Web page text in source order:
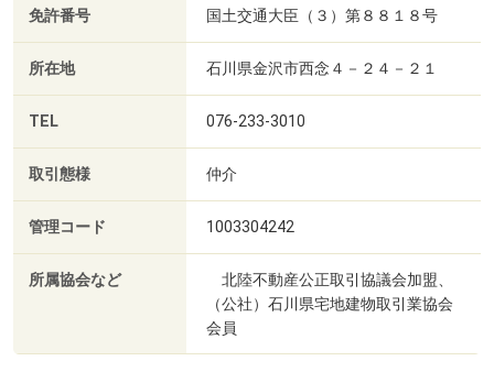
免許番号 国土交通大臣（３）第８８１８号
所在地 石川県金沢市西念４－２４－２１
TEL 076-233-3010
取引態様 仲介
管理コード 1003304242
所属協会など
北陸不動産公正取引協議会加盟、
（公社）石川県宅地建物取引業協会
会員